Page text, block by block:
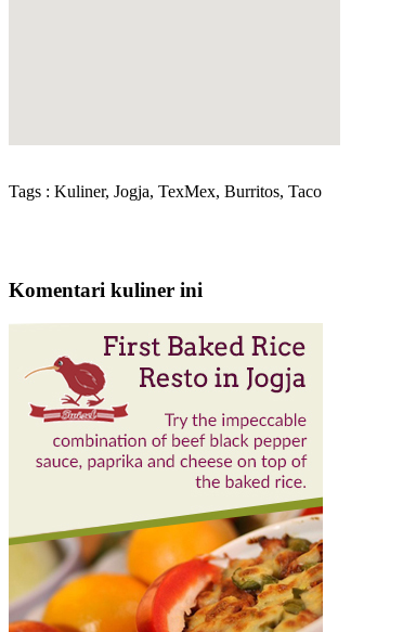
Tags : Kuliner, Jogja, TexMex, Burritos, Taco
Komentari kuliner ini